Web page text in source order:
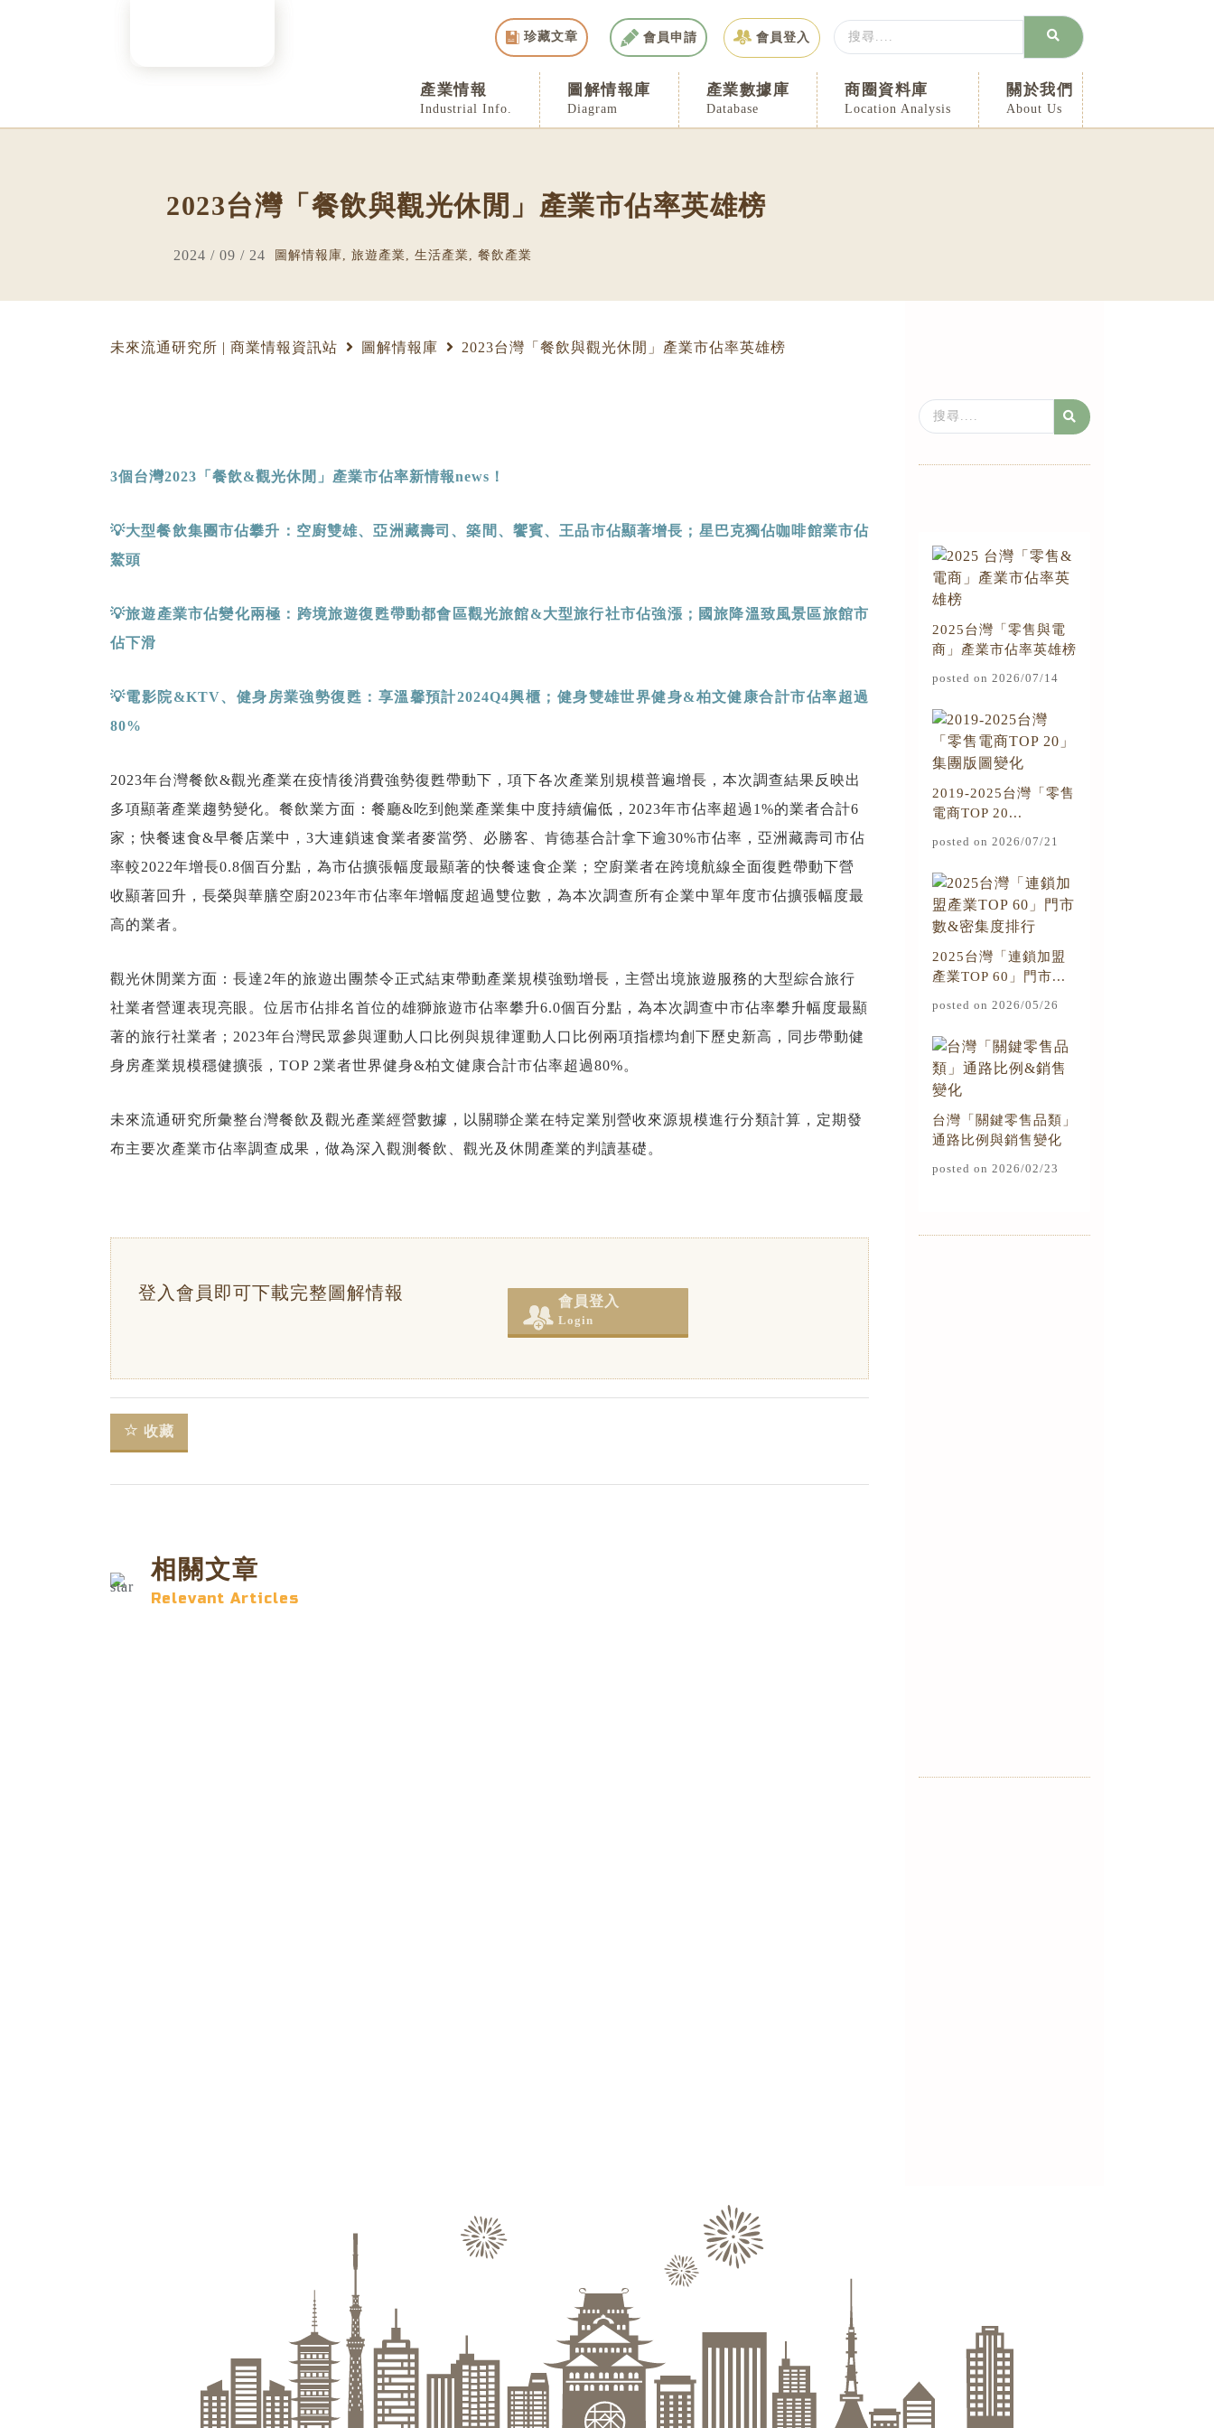
珍藏文章 會員申請 會員登入
Search
...
產業情報
Industrial Info.
圖解情報庫
Diagram
產業數據庫
Database
商圈資料庫
Location Analysis
關於我們
About Us
2023台灣「餐飲與觀光休閒」產業市佔率英雄榜
2024 / 09 / 24 圖解情報庫 旅遊產業 生活產業 餐飲產業
未來流通研究所 | 商業情報資訊站 圖解情報庫 2023台灣「餐飲與觀光休閒」產業市佔率英雄榜
3個台灣2023 「餐飲&觀光休閒」產業市佔率新情報news ！
💡大型餐飲集團市佔攀升：空廚雙雄、亞洲藏壽司、築間、饗賓、王品市佔顯著增長；星巴克獨佔咖啡館業市佔
鰲頭
💡旅遊產業市佔變化兩極：跨境旅遊復甦帶動都會區觀光旅館&大型旅行社市佔強漲；國旅降溫致風景區旅館市
佔下滑
💡電影院&KTV、健身房業強勢復甦：享溫馨預計2024Q4興櫃；健身雙雄世界健身&柏文健康合計市佔率超過
80%
2023年台灣餐飲&觀光產業在疫情後消費強勢復甦帶動下，項下各次產業別規模普遍增長，本次調查結果反映出
多項顯著產業趨勢變化。餐飲業方面：餐廳&吃到飽業產業集中度持續偏低，2023年市佔率超過1%的業者合計6
家；快餐速食&早餐店業中，3大連鎖速食業者麥當勞、必勝客、肯德基合計拿下逾30%市佔率，亞洲藏壽司市佔
率較2022年增長0.8個百分點，為市佔擴張幅度最顯著的快餐速食企業；空廚業者在跨境航線全面復甦帶動下營
收顯著回升，長榮與華膳空廚2023年市佔率年增幅度超過雙位數，為本次調查所有企業中單年度市佔擴張幅度最
高的業者。
觀光休閒業方面：長達2年的旅遊出團禁令正式結束帶動產業規模強勁增長，主營出境旅遊服務的大型綜合旅行
社業者營運表現亮眼。位居市佔排名首位的雄獅旅遊市佔率攀升6.0個百分點，為本次調查中市佔率攀升幅度最顯
著的旅行社業者；2023年台灣民眾參與運動人口比例與規律運動人口比例兩項指標均創下歷史新高，同步帶動健
身房產業規模穩健擴張，TOP 2業者世界健身&柏文健康合計市佔率超過80%。
未來流通研究所彙整台灣餐飲及觀光產業經營數據，以關聯企業在特定業別營收來源規模進行分類計算，定期發
布主要次產業市佔率調查成果，做為深入觀測餐飲、觀光及休閒產業的判讀基礎。
登入會員即可下載完整圖解情報 會員登入
Login
收藏
相關文章
Relevant Articles
Search
...
2025台灣「零售與電
商」產業市佔率英雄榜
posted on 2026/07/14
2019-2025台灣「零售
電商TOP 20...
posted on 2026/07/21
2025台灣「連鎖加盟
產業TOP 60」門市...
posted on 2026/05/26
台灣「關鍵零售品類」
通路比例與銷售變化
posted on 2026/02/23